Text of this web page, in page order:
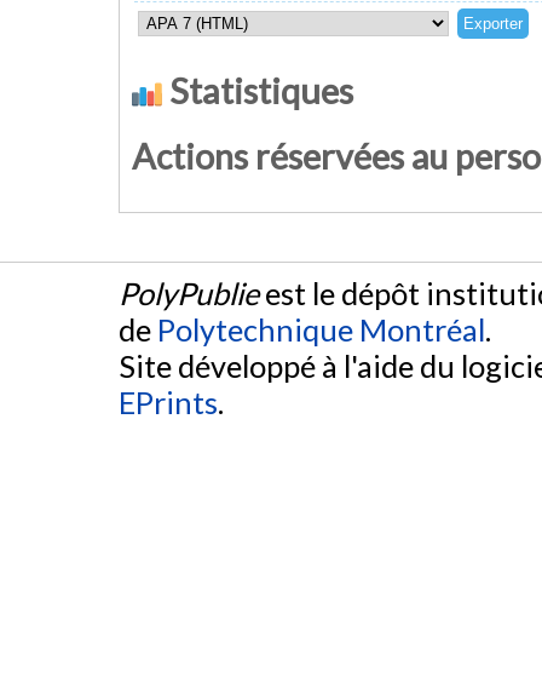
Statistiques
Actions réservées au
PolyPublieest le dépôt
de Polytechnique Montréal.
Site développé à l'aide du
EPrints.